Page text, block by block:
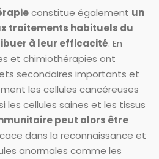
constitue également un
traitements habituels du
à leur efficacité. En
et chimiothérapies ont
secondaires importants et
les cellules cancéreuses
les cellules saines et les tissus
peut alors être
dans la reconnaissance et
anormales comme les